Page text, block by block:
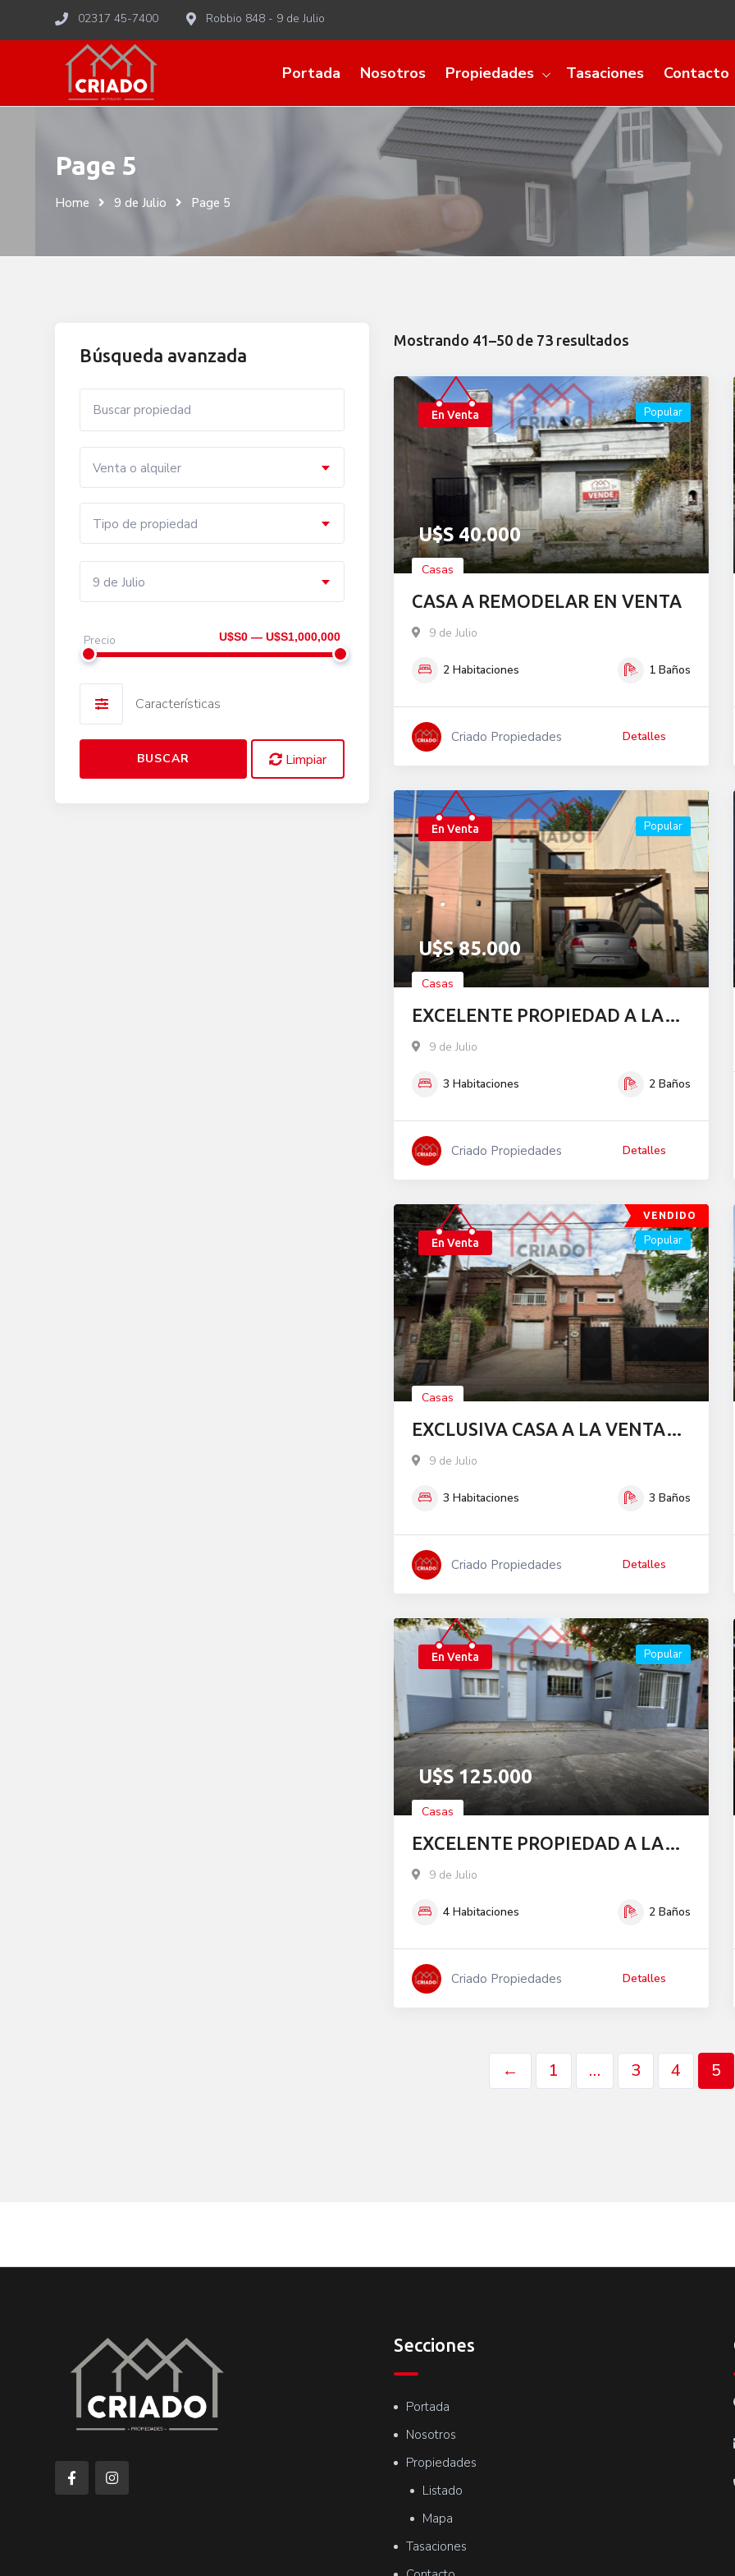
to
02317 45-7400 Robbio 848 - 9 de Julio
Portada Nosotros Propiedades Tasaciones Contacto
Page 5
Home 9 de Julio Page 5
Mostrando 41–50 de 73 resultados
En Venta
U$S 40.000
Casas
CASA A REMODELAR EN VENTA
Popular
9 de Julio
2Habitaciones 1 Baños
Criado Propiedades Detalles
En Venta
U$S85.000
Casas
EXCELENTE PROPIEDAD A LA
VENTA
Popular
9 de Julio
3Habitaciones 2 Baños
Criado Propiedades Detalles
VENDIDO
En Venta
Casas
EXCLUSIVA CASA A LA VENTA
ZONA RESIDENCIAL
Popular
9 de Julio
3Habitaciones 3 Baños
Criado Propiedades Detalles
En Venta
U$S125.000
Casas
EXCELENTE PROPIEDAD A LA
VENTA
Popular
9 de Julio
4Habitaciones 2 Baños
Criado Propiedades Detalles
← 1 … 3 4 5
Búsqueda avanzada
Venta o alquiler
Tipo de propiedad
9 de Julio
Precio U$S0 — U$S1,000,000
Características
BUSCAR Limpiar
Secciones
Portada
Nosotros
Propiedades
Listado
Mapa
Tasaciones